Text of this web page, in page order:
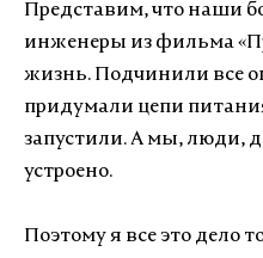
Представим, что наши
инженеры из фильма
жизнь. Подчинили все
придумали цепи
запустили. А мы, люди,
устроено.
Поэтому я все это дело